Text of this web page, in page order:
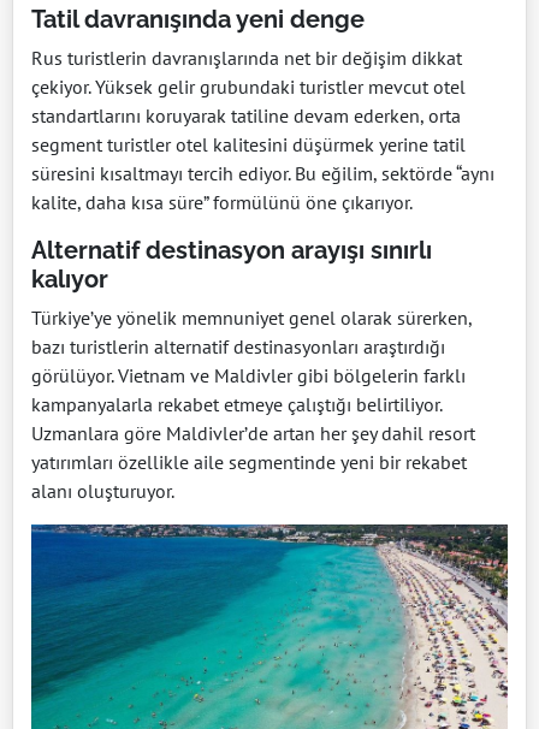
Tatil davranışında yeni denge
Rus turistlerin davranışlarında net bir değişim dikkat
çekiyor. Yüksek gelir grubundaki turistler mevcut otel
standartlarını koruyarak tatiline devam ederken, orta
segment turistler otel kalitesini düşürmek yerine tatil
süresini kısaltmayı tercih ediyor. Bu eğilim, sektörde “aynı
kalite, daha kısa süre” formülünü öne çıkarıyor.
Alternatif destinasyon arayışı sınırlı
kalıyor
Türkiye’ye yönelik memnuniyet genel olarak sürerken,
bazı turistlerin alternatif destinasyonları araştırdığı
görülüyor. Vietnam ve Maldivler gibi bölgelerin farklı
kampanyalarla rekabet etmeye çalıştığı belirtiliyor.
Uzmanlara göre Maldivler’de artan her şey dahil resort
yatırımları özellikle aile segmentinde yeni bir rekabet
alanı oluşturuyor.